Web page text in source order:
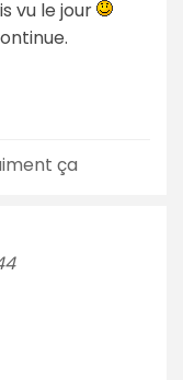
vu le jour
ça